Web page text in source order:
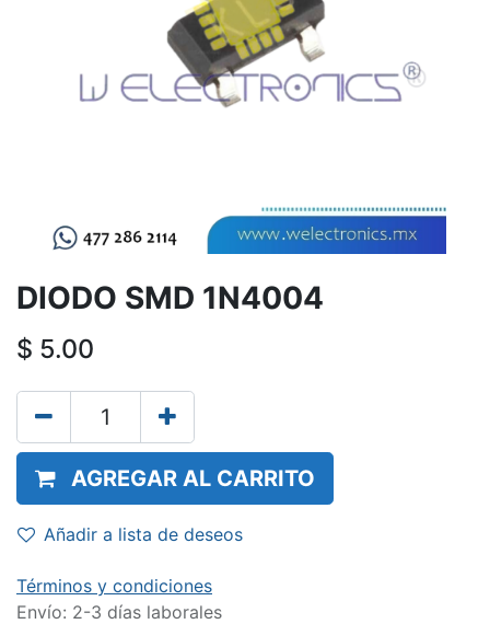
DIODO SMD 1N4004
$ 5.00
AGREGAR AL CARRITO
Añadir a lista de deseos
Términos y condiciones
Envío: 2-3 días laborales